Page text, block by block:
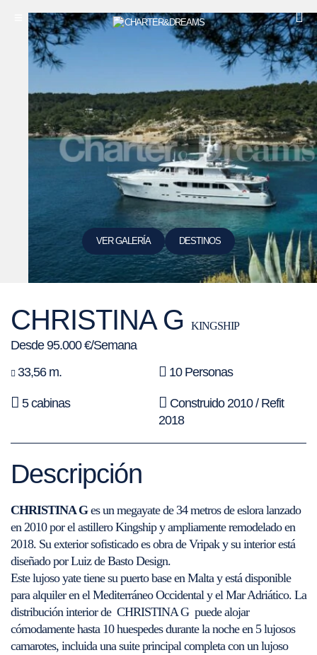
VER GALERÍA DESTINOS
CHRISTINA G KINGSHIP
Desde 95.000 €/Semana
33,56 m.
10 Personas
5 cabinas
Construido 2010 / Refit
2018
Descripción
CHRISTINA Ges un megayate de 34 metros de eslora lanzado
en 2010 por el astillero Kingship y ampliamente remodelado en
2018. Su exterior sofisticado es obra de Vripak y su interior está
diseñado por Luiz de Basto Design.
Este lujoso yate tiene su puerto base en Malta y está disponible
para alquiler en el Mediterráneo Occidental y el Mar Adriático. La
distribución interior de CHRISTINA G puede alojar
cómodamente hasta 10 huespedes durante la noche en 5 lujosos
camarotes, incluida una suite principal completa con un lujoso